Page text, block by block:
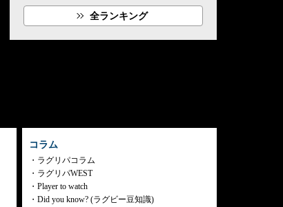
全ランキング
コラム
ラグリパコラム
ラグリパWEST
Player to watch
Did you know? (ラグビー豆知識)